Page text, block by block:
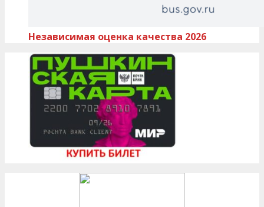
Независимая оценка качества 2026